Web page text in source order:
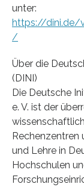
unter:
https://dini.de/
/
Über die
(DINI)
Die Deutsche
e. V. ist der
Rechenzentren
und Lehre in
Hochschulen